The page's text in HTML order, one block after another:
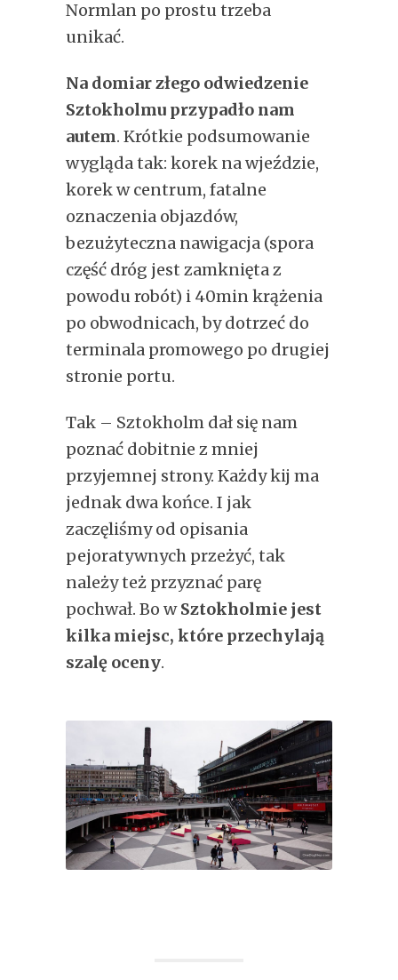
Normlan po prostu trzeba
unikać.
Na domiar złego odwiedzenie
Sztokholmu przypadło nam
autem. Krótkie podsumowanie
wygląda tak: korek na wjeździe,
korek w centrum, fatalne
oznaczenia objazdów,
bezużyteczna nawigacja (spora
część dróg jest zamknięta z
powodu robót) i 40min krążenia
po obwodnicach, by dotrzeć do
terminala promowego po drugiej
stronie portu.
Tak – Sztokholm dał się nam
poznać dobitnie z mniej
przyjemnej strony. Każdy kij ma
jednak dwa końce. I jak
zaczęliśmy od opisania
pejoratywnych przeżyć, tak
należy też przyznać parę
pochwał. Bo wSztokholmie jest
kilka miejsc, które przechylają
szalę oceny.